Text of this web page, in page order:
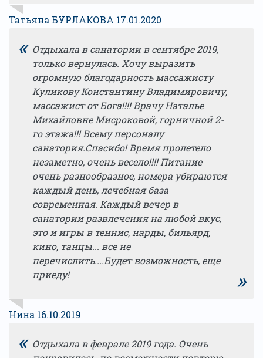
Татьяна БУРЛАКОВА 17.01.2020
« Отдыхала в санатории в сентябре 2019,
только вернулась. Хочу выразить
огромную благодарность массажисту
Куликову Константину Владимировичу,
массажист от Бога!!!! Врачу Наталье
Михайловне Мисроковой, горничной 2-
го этажа!!! Всему персоналу
санатория.Спасибо! Время пролетело
незаметно, очень весело!!!! Питание
очень разнообразное, номера убираются
каждый день, лечебная база
современная. Каждый вечер в
санатории развлечения на любой вкус,
это и игры в теннис, нарды, бильярд,
кино, танцы... все не
перечислить....Будет возможность, еще
приеду!
»
Нина 16.10.2019
« Отдыхала в феврале 2019 года. Очень